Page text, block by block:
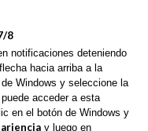
8
notificaciones deteniendo
hacia arriba a la
Windows y seleccione la
puede acceder a esta
en el botón de Windows y
y luego en